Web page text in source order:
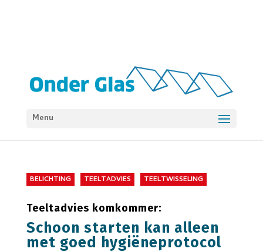
Menu
BELICHTING TEELTADVIES TEELTWISSELING
Teeltadvies komkommer:
Schoon starten kan alleen
met goed hygiëneprotocol